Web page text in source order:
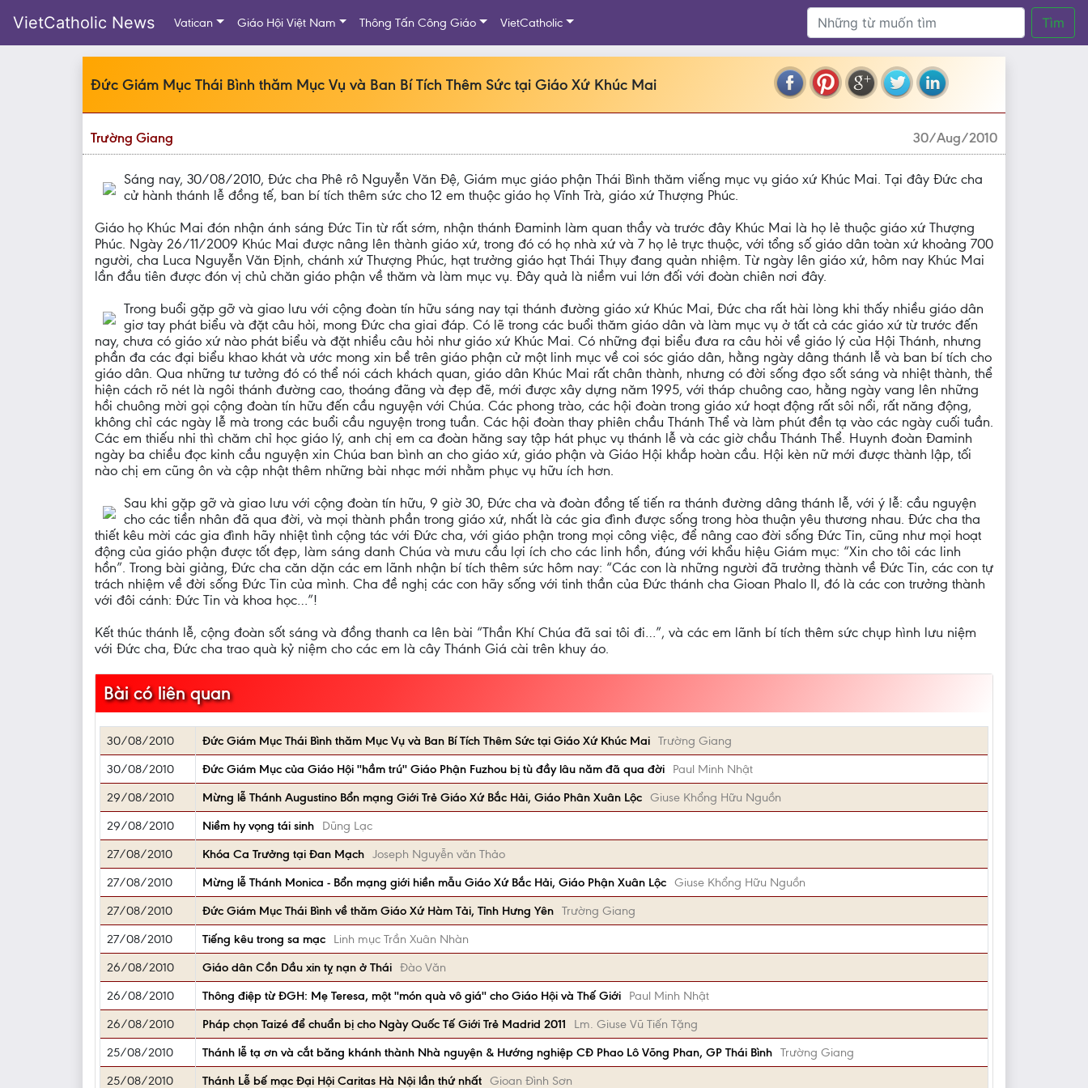
VietCatholic News Vatican Giáo Hội Việt Nam Thông Tấn Công Giáo VietCatholic Tìm
Đức Giám Mục Thái Bình thăm Mục Vụ và Ban Bí Tích Thêm Sức tại Giáo Xứ Khúc Mai
Trường Giang 30/Aug/2010
Sáng nay, 30/08/2010, Đức cha Phê rô Nguyễn Văn Đệ, Giám mục giáo phận Thái Bình thăm viếng mục vụ giáo xứ Khúc Mai. Tại đây Đức cha
cử hành thánh lễ đồng tế, ban bí tích thêm sức cho 12 em thuộc giáo họ Vĩnh Trà, giáo xứ Thượng Phúc.
Giáo họ Khúc Mai đón nhận ánh sáng Đức Tin từ rất sớm, nhận thánh Đaminh làm quan thầy và trước đây Khúc Mai là họ lẻ thuộc giáo xứ Thượng
Phúc. Ngày 26/11/2009 Khúc Mai được nâng lên thành giáo xứ, trong đó có họ nhà xứ và 7 họ lẻ trực thuộc, với tổng số giáo dân toàn xứ khoảng 700
người, cha Luca Nguyễn Văn Định, chánh xứ Thượng Phúc, hạt trưởng giáo hạt Thái Thụy đang quản nhiệm. Từ ngày lên giáo xứ, hôm nay Khúc Mai
lần đầu tiên được đón vị chủ chăn giáo phận về thăm và làm mục vụ. Đây quả là niềm vui lớn đối với đoàn chiên nơi đây.
Trong buổi gặp gỡ và giao lưu với cộng đoàn tín hữu sáng nay tại thánh đường giáo xứ Khúc Mai, Đức cha rất hài lòng khi thấy nhiều giáo dân
giơ tay phát biểu và đặt câu hỏi, mong Đức cha giai đáp. Có lẽ trong các buổi thăm giáo dân và làm mục vụ ở tất cả các giáo xứ từ trước đến
nay, chưa có giáo xứ nào phát biểu và đặt nhiều câu hỏi như giáo xứ Khúc Mai. Có những đại biểu đưa ra câu hỏi về giáo lý của Hội Thánh, nhưng
phần đa các đại biểu khao khát và ước mong xin bề trên giáo phận cử một linh mục về coi sóc giáo dân, hằng ngày dâng thánh lễ và ban bí tích cho
giáo dân. Qua những tư tưởng đó có thể nói cách khách quan, giáo dân Khúc Mai rất chân thành, nhưng có đời sống đạo sốt sáng và nhiệt thành, thể
hiện cách rõ nét là ngôi thánh đường cao, thoáng đãng và đẹp đẽ, mới được xây dựng năm 1995, với tháp chuông cao, hằng ngày vang lên những
hồi chuông mời gọi cộng đoàn tín hữu đến cầu nguyện với Chúa. Các phong trào, các hội đoàn trong giáo xứ hoạt động rất sôi nổi, rất năng động,
không chỉ các ngày lễ mà trong các buổi cầu nguyện trong tuần. Các hội đoàn thay phiên chầu Thánh Thể và làm phút đền tạ vào các ngày cuối tuần.
Các em thiếu nhi thì chăm chỉ học giáo lý, anh chị em ca đoàn hăng say tập hát phục vụ thánh lễ và các giờ chầu Thánh Thể. Huynh đoàn Đaminh
ngày ba chiều đọc kinh cầu nguyện xin Chúa ban bình an cho giáo xứ, giáo phận và Giáo Hội khắp hoàn cầu. Hội kèn nữ mới được thành lập, tối
nào chị em cũng ôn và cập nhật thêm những bài nhạc mới nhằm phục vụ hữu ích hơn.
Sau khi gặp gỡ và giao lưu với cộng đoàn tín hữu, 9 giờ 30, Đức cha và đoàn đồng tế tiến ra thánh đường dâng thánh lễ, với ý lễ: cầu nguyện
cho các tiền nhân đã qua đời, và mọi thành phần trong giáo xứ, nhất là các gia đình được sống trong hòa thuận yêu thương nhau. Đức cha tha
thiết kêu mời các gia đình hãy nhiệt tình cộng tác với Đức cha, với giáo phận trong mọi công việc, để nâng cao đời sống Đức Tin, cũng như mọi hoạt
động của giáo phận được tốt đẹp, làm sáng danh Chúa và mưu cầu lợi ích cho các linh hồn, đúng với khẩu hiệu Giám mục: “Xin cho tôi các linh
hồn”. Trong bài giảng, Đức cha căn dặn các em lãnh nhận bí tích thêm sức hôm nay: “Các con là những người đã trưởng thành về Đức Tin, các con tự
trách nhiệm về đời sống Đức Tin của mình. Cha đề nghị các con hãy sống với tinh thần của Đức thánh cha Gioan Phalo II, đó là các con trưởng thành
với đôi cánh: Đức Tin và khoa học…”!
Kết thúc thánh lễ, cộng đoàn sốt sáng và đồng thanh ca lên bài “Thần Khí Chúa đã sai tôi đi…”, và các em lãnh bí tích thêm sức chụp hình lưu niệm
với Đức cha, Đức cha trao quà kỷ niệm cho các em là cây Thánh Giá cài trên khuy áo.
Bài có liên quan
30/08/2010 Đức Giám Mục Thái Bình thăm Mục Vụ và Ban Bí Tích Thêm Sức tại Giáo Xứ Khúc Mai Trường Giang
30/08/2010
Đức Giám Mục của Giáo Hội ''hầm trú'' Giáo Phận Fuzhou bị tù đầy lâu năm đã qua đời
Paul Minh Nhật
29/08/2010
Mừng lễ Thánh Augustino Bổn mạng Giới Trẻ Giáo Xứ Bắc Hải, Giáo Phân Xuân Lộc Giuse Khổng Hữu Nguồn
29/08/2010
Niềm hy vọng tái sinh
Dũng Lạc
27/08/2010
Khóa Ca Trưởng tại Đan Mạch Joseph Nguyễn văn Thảo
27/08/2010
Mừng lễ Thánh Monica - Bổn mạng giới hiền mẫu Giáo Xứ Bắc Hải, Giáo Phận Xuân Lộc Giuse Khổng Hữu Nguồn
27/08/2010
Đức Giám Mục Thái Bình về thăm Giáo Xứ Hàm Tải, Tỉnh Hưng Yên Trường Giang
27/08/2010
Tiếng kêu trong sa mạc
Linh mục Trần Xuân Nhàn
26/08/2010
Giáo dân Cồn Dầu xin tỵ nạn ở Thái Đào Văn
26/08/2010
Thông điệp từ ĐGH: Mẹ Teresa, một ''món quà vô giá'' cho Giáo Hội và Thế Giới
Paul Minh Nhật
26/08/2010
Pháp chọn Taizé để chuẩn bị cho Ngày Quốc Tế Giới Trẻ Madrid 2011
Lm. Giuse Vũ Tiến Tặng
25/08/2010
Thánh lễ tạ ơn và cắt băng khánh thành Nhà nguyện & Hướng nghiệp CĐ Phao Lô Võng Phan, GP Thái Bình Trường Giang
25/08/2010
Thánh Lễ bế mạc Đại Hội Caritas Hà Nội lần thứ nhất Gioan Đình Sơn